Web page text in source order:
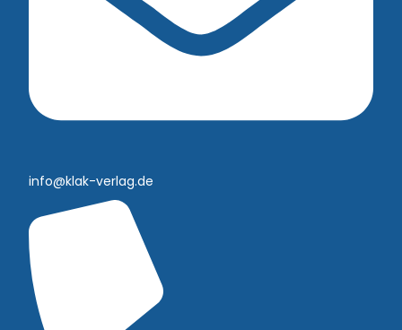
info@klak-verlag.de